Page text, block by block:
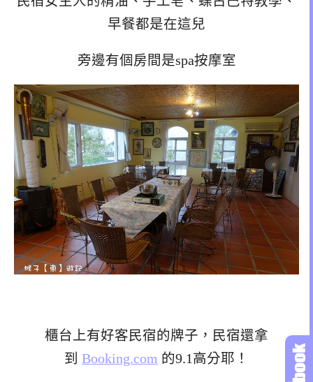
早餐都是在這兒
旁邊有個房間是spa按摩室
櫃台上有好客民宿的牌子，民宿還拿
到 Booking.com 的9.1高分耶！